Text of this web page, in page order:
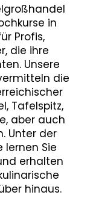
in
Profis,
die ihre
Unsere
die
Tafelspitz,
aber auch
Unter der
lernen Sie
erhalten
hinaus.